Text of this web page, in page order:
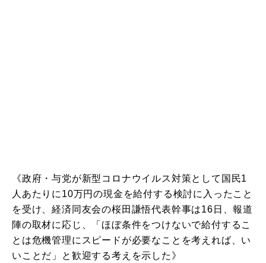
《政府・与党が新型コロナウイルス対策として国民1
人あたりに10万円の現金を給付する検討に入ったこと
を受け、経済同友会の桜田謙悟代表幹事は16日、報道
陣の取材に応じ、「ほぼ条件をつけないで給付するこ
とは危機管理にスピードが必要なことを考えれば、い
いことだ」と歓迎する考えを示した》